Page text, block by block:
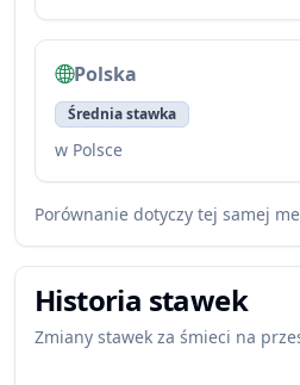
Polska
Średnia stawka
w Polsce
Porównanie dotyczy tej samej
Historia stawek
Zmiany stawek za śmieci na